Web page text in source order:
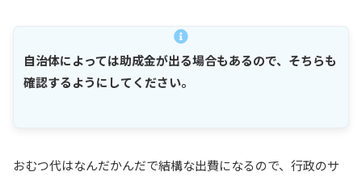
自治体によっては助成金が出る場合もあるので、そちらも
確認するようにしてください。
おむつ代はなんだかんだで結構な出費になるので、行政のサ